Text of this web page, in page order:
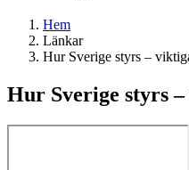
Hem
Länkar
Hur Sverige styrs –
Hur Sverige styrs